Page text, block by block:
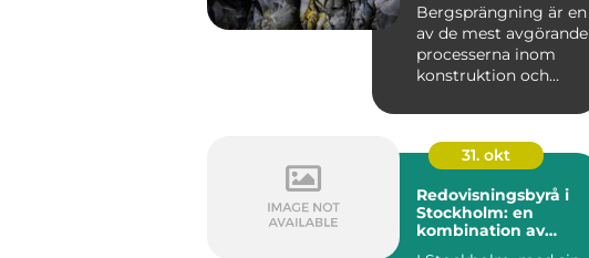
Bergsprängning är en
av de mest avgörande
processerna inom
konstruktion och
31. okt
Redovisningsbyrå i
Stockholm: en
kombination av